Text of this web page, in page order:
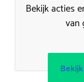
Bekijk acties
van